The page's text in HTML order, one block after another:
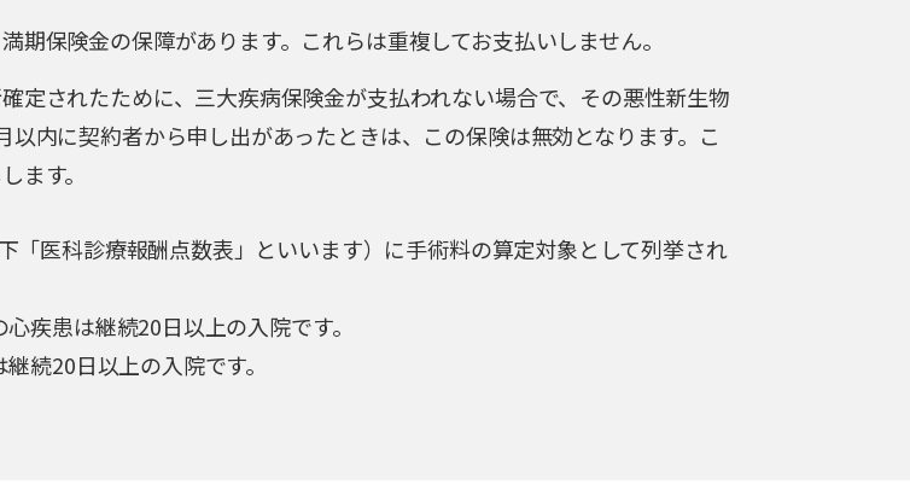
保険金の保障があります。これらは重複してお支払いしません。
定されたために、三大疾病保険金が支払われない場合で、その悪性新生物
内に契約者から申し出があったときは、この保険は無効となります。こ
ます。
「医科診療報酬点数表」といいます）に手術料の算定対象として列挙され
疾患は継続20日以上の入院です。
続20日以上の入院です。